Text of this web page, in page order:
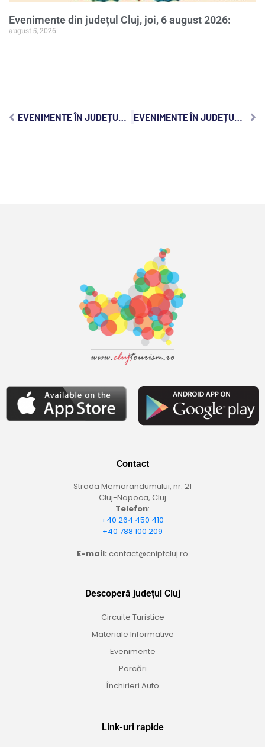
Evenimente din județul Cluj, joi, 6 august 2026:
august 5, 2026
EVENIMENTE ÎN JUDEȚUL CLUJ, JOI, 7 OCTOMBRIE 2021 EVENIMENTE ÎN JUDEȚUL CLUJ, SÂMBĂTĂ, 9 OCTOMBRIE 2021
Contact
Strada Memorandumului, nr. 21
Cluj-Napoca, Cluj
Telefon:
+40 264 450 410
+40 788 100 209
E-mail: contact@cniptcluj.ro
Descoperă județul Cluj
Circuite Turistice
Materiale Informative
Evenimente
Parcări
Închirieri Auto
Link-uri rapide